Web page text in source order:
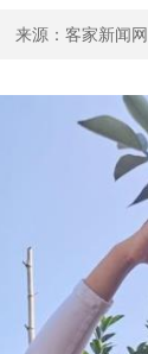
来源：客家新闻网